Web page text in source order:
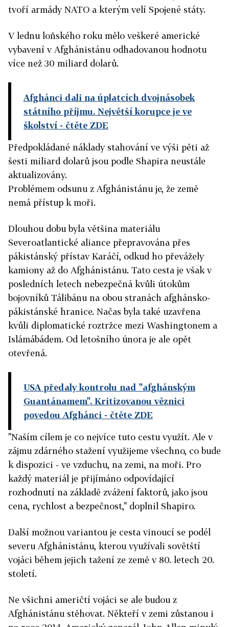
tvoří armády NATO a kterým velí Spojené státy.
V lednu loňského roku mělo veškeré americké
vybavení v Afghánistánu odhadovanou hodnotu
více než 30 miliard dolarů.
Afghánci dali na úplatcích dvojnásobek
státního příjmu. Největší korupce je ve
školství - čtěte ZDE
Předpokládané náklady stahování ve výši pěti až
šesti miliard dolarů jsou podle Shapira neustále
aktualizovány.
Problémem odsunu z Afghánistánu je, že země
nemá přístup k moři.
Dlouhou dobu byla většina materiálu
Severoatlantické aliance přepravována přes
pákistánský přístav Karáčí, odkud ho převážely
kamiony až do Afghánistánu. Tato cesta je však v
posledních letech nebezpečná kvůli útokům
bojovníků Tálibánu na obou stranách afghánsko-
pákistánské hranice. Načas byla také uzavřena
kvůli diplomatické roztržce mezi Washingtonem a
Islámábádem. Od letošního února je ale opět
otevřená.
USA předaly kontrolu nad "afghánským
Guantánamem". Kritizovanou věznici
povedou Afghánci - čtěte ZDE
"Naším cílem je co nejvíce tuto cestu využít. Ale v
zájmu zdárného stažení využijeme všechno, co bude
k dispozici - ve vzduchu, na zemi, na moři. Pro
každý materiál je přijímáno odpovídající
rozhodnutí na základě zvážení faktorů, jako jsou
cena, rychlost a bezpečnost," doplnil Shapiro.
Další možnou variantou je cesta vinoucí se podél
severu Afghánistánu, kterou využívali sovětští
vojáci během jejich tažení ze země v 80. letech 20.
století.
Ne všichni američtí vojáci se ale budou z
Afghánistánu stěhovat. Někteří v zemi zůstanou i